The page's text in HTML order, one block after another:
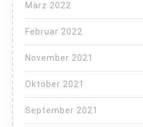
März 2022
Februar 2022
November 2021
Oktober 2021
September 2021